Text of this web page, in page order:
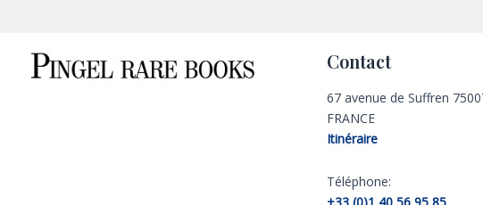
Contact
67 avenue de Suffren
FRANCE
Itinéraire
Téléphone:
+33 (0)1 40 56 95 85